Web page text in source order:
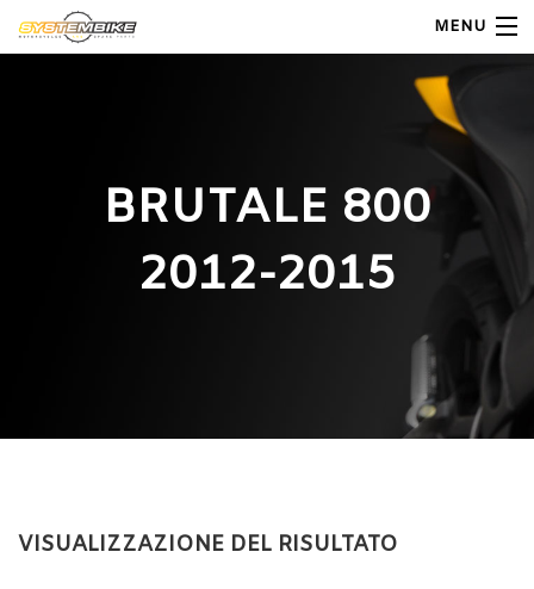
MENU
Shop Moto
Contatti
BRUTALE 800
2012-2015
VISUALIZZAZIONE DEL RISULTATO